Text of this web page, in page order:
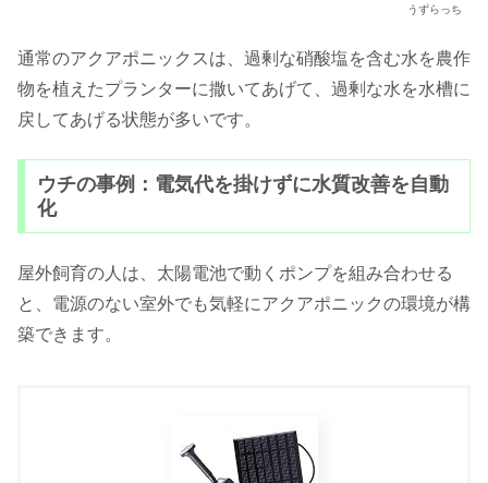
うずらっち
通常のアクアポニックスは、過剰な硝酸塩を含む水を農作
物を植えたプランターに撒いてあげて、過剰な水を水槽に
戻してあげる状態が多いです。
ウチの事例：電気代を掛けずに水質改善を自動
化
屋外飼育の人は、太陽電池で動くポンプを組み合わせる
と、電源のない室外でも気軽にアクアポニックの環境が構
築できます。